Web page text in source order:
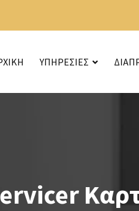
ΥΠΗΡΕΣΙΕΣ